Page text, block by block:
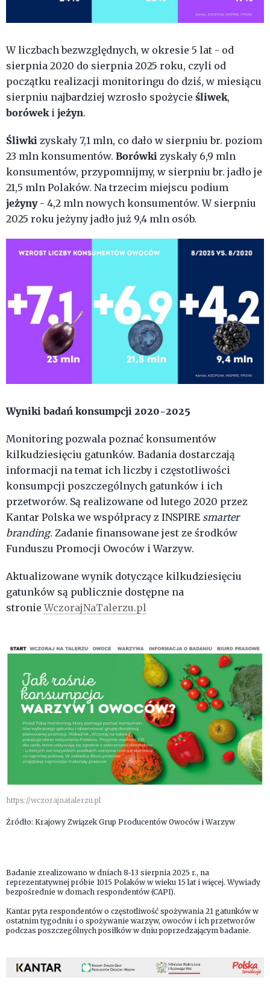
W liczbach bezwzględnych, w okresie 5 lat - od
sierpnia 2020 do sierpnia 2025 roku, czyli od
początku realizacji monitoringu do dziś, w miesiącu
sierpniu najbardziej wzrosło spożycie śliwek,
borówek i jeżyn.
Śliwki zyskały 7,1 mln, co dało w sierpniu br. poziom
23 mln konsumentów. Borówki zyskały 6,9 mln
konsumentów, przypomnijmy, w sierpniu br. jadło je
21,5 mln Polaków. Na trzecim miejscu podium
jeżyny - 4,2 mln nowych konsumentów. W sierpniu
2025 roku jeżyny jadło już 9,4 mln osób.
Wyniki badań konsumpcji 2020-2025
Monitoring pozwala poznać konsumentów
kilkudziesięciu gatunków. Badania dostarczają
informacji na temat ich liczby i częstotliwości
konsumpcji poszczególnych gatunków i ich
przetworów. Są realizowane od lutego 2020 przez
Kantar Polska we współpracy z INSPIRE smarter
branding. Zadanie finansowane jest ze środków
Funduszu Promocji Owoców i Warzyw.
Aktualizowane wynik dotyczące kilkudziesięciu
gatunków są publicznie dostępne na
stronieWczorajNaTalerzu.pl
https://wczorajnatalerzu.pl
Źródło: Krajowy Związek Grup Producentów Owoców i Warzyw
Badanie zrealizowano w dniach 8-13 sierpnia 2025 r., na
reprezentatywnej próbie 1015 Polaków w wieku 15 lat i więcej. Wywiady
bezpośrednie w domach respondentów (CAPI).
Kantar pyta respondentów o częstotliwość spożywania 21 gatunków w
ostatnim tygodniu i o spożywanie warzyw, owoców i ich przetworów
podczas poszczególnych posiłków w dniu poprzedzającym badanie.